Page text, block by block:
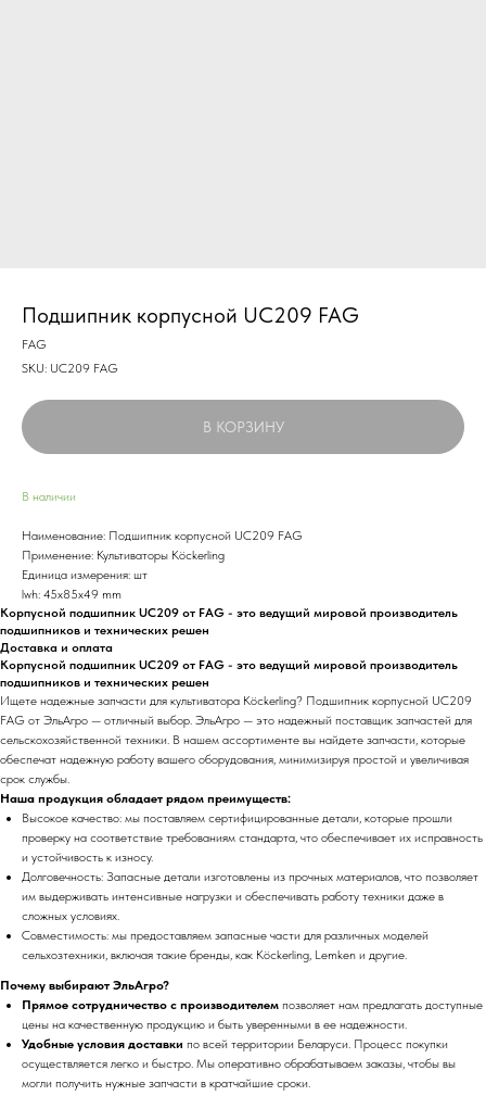
Подшипник корпусной UC209 FAG
FAG
SKU: UC209 FAG
В КОРЗИНУ
В наличии
Наименование: Подшипник корпусной UC209 FAG
Применение: Культиваторы Köckerling
Единица измерения: шт
lwh: 45x85x49 mm
Корпусной подшипник UC209 от FAG - это ведущий мировой производитель
подшипников и технических решен
Доставка и оплата
Корпусной подшипник UC209 от FAG - это ведущий мировой производитель
подшипников и технических решен
Ищете надежные запчасти для культиватора Köckerling? Подшипник корпусной UC209
FAG от ЭльАгро — отличный выбор. ЭльАгро — это надежный поставщик запчастей для
сельскохозяйственной техники. В нашем ассортименте вы найдете запчасти, которые
обеспечат надежную работу вашего оборудования, минимизируя простой и увеличивая
срок службы.
Наша продукция обладает рядом преимуществ:
Высокое качество: мы поставляем сертифицированные детали, которые прошли
проверку на соответствие требованиям стандарта, что обеспечивает их исправность
и устойчивость к износу.
Долговечность: Запасные детали изготовлены из прочных материалов, что позволяет
им выдерживать интенсивные нагрузки и обеспечивать работу техники даже в
сложных условиях.
Совместимость: мы предоставляем запасные части для различных моделей
сельхозтехники, включая такие бренды, как Köckerling, Lemken и другие.
Почему выбирают ЭльАгро?
Прямое сотрудничество с производителем позволяет нам предлагать доступные
цены на качественную продукцию и быть уверенными в ее надежности.
Удобные условия доставки по всей территории Беларуси. Процесс покупки
осуществляется легко и быстро. Мы оперативно обрабатываем заказы, чтобы вы
могли получить нужные запчасти в кратчайшие сроки.